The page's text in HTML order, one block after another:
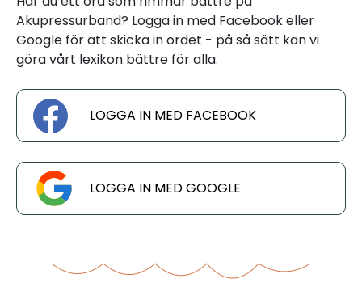
Akupressurband? Logga in med Facebook eller
Google för att skicka in ordet - på så sätt kan vi
göra vårt lexikon bättre för alla.
LOGGA IN MED FACEBOOK
LOGGA IN MED GOOGLE